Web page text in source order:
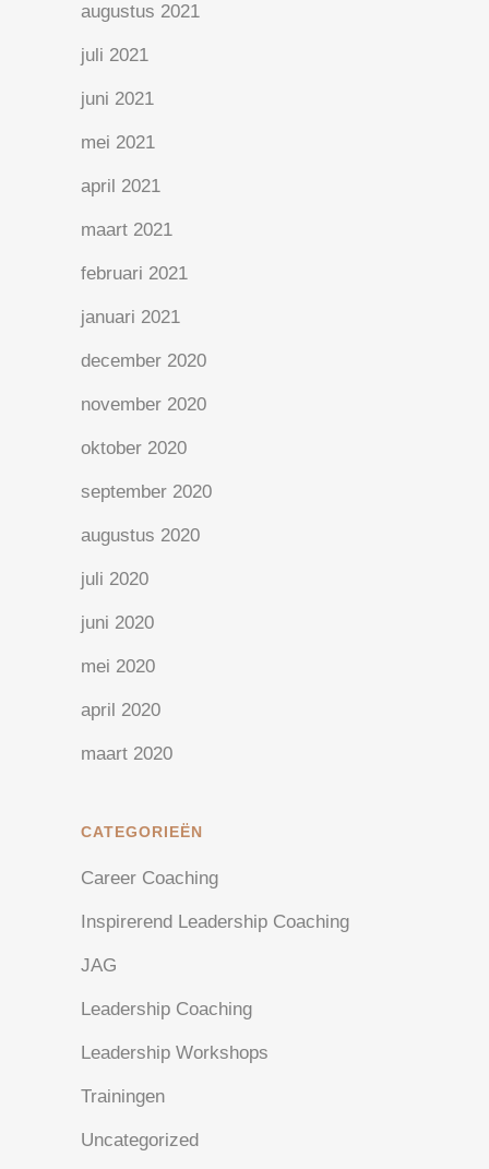
augustus 2021
juli 2021
juni 2021
mei 2021
april 2021
maart 2021
februari 2021
januari 2021
december 2020
november 2020
oktober 2020
september 2020
augustus 2020
juli 2020
juni 2020
mei 2020
april 2020
maart 2020
CATEGORIEËN
Career Coaching
Inspirerend Leadership Coaching
JAG
Leadership Coaching
Leadership Workshops
Trainingen
Uncategorized